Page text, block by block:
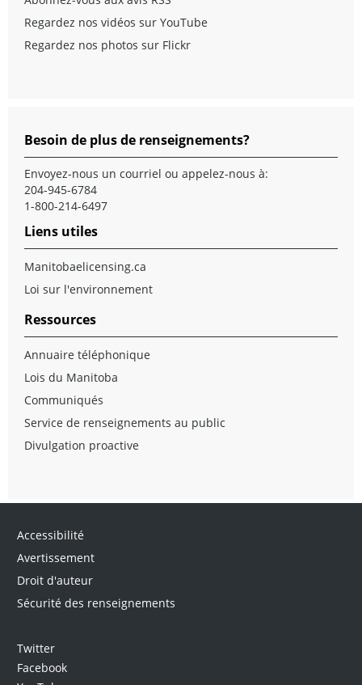
Regardez nos vidéos sur YouTube
Regardez nos photos sur Flickr
Besoin de plus de renseignements?
Envoyez-nous un courriel ou appelez-nous à:
204-945-6784
1-800-214-6497
Liens utiles
Manitobaelicensing.ca
Loi sur l'environnement
Ressources
Annuaire téléphonique
Lois du Manitoba
Communiqués
Service de renseignements au public
Divulgation proactive
Accessibilité
Avertissement
Droit d'auteur
Sécurité des renseignements
Twitter
Facebook